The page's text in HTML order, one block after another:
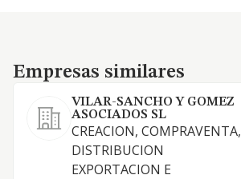
Empresas similares
Empresas similares
VILAR-SANCHO Y GOMEZ
ASOCIADOS SL
CREACION, COMPRAVENTA,
DISTRIBUCION
EXPORTACION E